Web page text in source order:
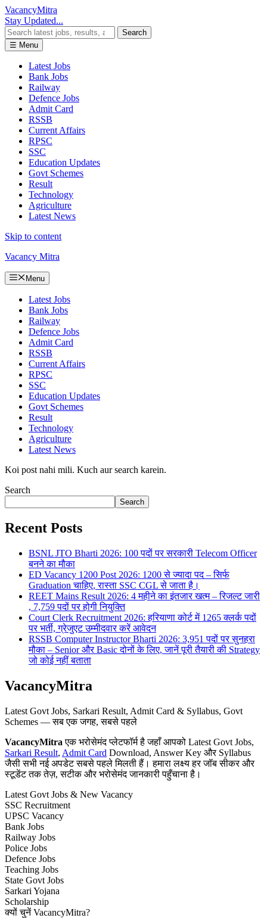
VacancyMitra
Stay Updated...
Search
☰ Menu
Latest Jobs
Bank Jobs
Railway
Defence Jobs
Admit Card
RSSB
Current Affairs
RPSC
SSC
Education Updates
Govt Schemes
Result
Technology
Agriculture
Latest News
Skip to content
Vacancy Mitra
Menu
Latest Jobs
Bank Jobs
Railway
Defence Jobs
Admit Card
RSSB
Current Affairs
RPSC
SSC
Education Updates
Govt Schemes
Result
Technology
Agriculture
Latest News
Koi post nahi mili. Kuch aur search karein.
Search
Search
Recent Posts
BSNL JTO Bharti 2026: 100 पदों पर सरकारी Telecom Officer
बनने का मौका
ED Vacancy 1200 Post 2026: 1200 से ज्यादा पद – सिर्फ
Graduation चाहिए, रास्ता SSC CGL से जाता है।
REET Mains Result 2026: 4 महीने का इंतजार खत्म – रिजल्ट जारी
, 7,759 पदों पर होगी नियुक्ति
Court Clerk Recruitment 2026: हरियाणा कोर्ट में 1265 क्लर्क पदों
पर भर्ती, ग्रेजुएट उम्मीदवार करें आवेदन
RSSB Computer Instructor Bharti 2026: 3,951 पदों पर सुनहरा
मौका – Senior और Basic दोनों के लिए, जानें पूरी तैयारी की Strategy
जो कोई नहीं बताता
VacancyMitra
Latest Govt Jobs, Sarkari Result, Admit Card & Syllabus, Govt
Schemes — सब एक जगह, सबसे पहले
VacancyMitra एक भरोसेमंद प्लेटफॉर्म है जहाँ आपको Latest Govt Jobs,
Sarkari Result, Admit Card Download, Answer Key और Syllabus
जैसी सभी नई अपडेट सबसे पहले मिलती हैं। हमारा लक्ष्य हर जॉब सीकर और
स्टूडेंट तक तेज़, सटीक और भरोसेमंद जानकारी पहुँचाना है।
Latest Govt Jobs & New Vacancy
SSC Recruitment
UPSC Vacancy
Bank Jobs
Railway Jobs
Police Jobs
Defence Jobs
Teaching Jobs
State Govt Jobs
Sarkari Yojana
Scholarship
क्यों चुनें VacancyMitra?